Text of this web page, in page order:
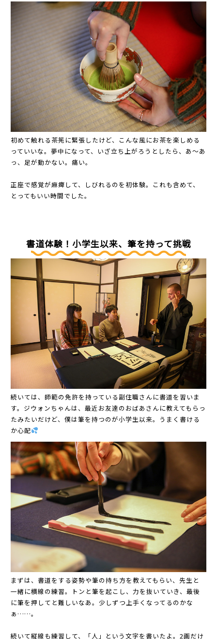
初めて触れる茶筅に緊張したけど、こんな風にお茶を楽しめる
っていいな。夢中になって、いざ立ち上がろうとしたら、あ～あ
っ、足が動かない。痛い。
正座で感覚が麻痺して、しびれるのを初体験。これも含めて、
とってもいい時間でした。
書道体験！小学生以来、筆を持って挑戦
続いては、師範の免許を持っている副住職さんに書道を習いま
す。ジウォンちゃんは、最近お友達のおばあさんに教えてもらっ
たみたいだけど、僕は筆を持つのが小学生以来。うまく書ける
か心配
まずは、書道をする姿勢や筆の持ち方を教えてもらい、先生と
一緒に横線の練習。トンと筆を起こし、力を抜いていき、最後
に筆を押してと難しいなあ。少しずつ上手くなってるのかな
ぁ……。
続いて縦線も練習して、「人」という文字を書いたよ。2画だけ